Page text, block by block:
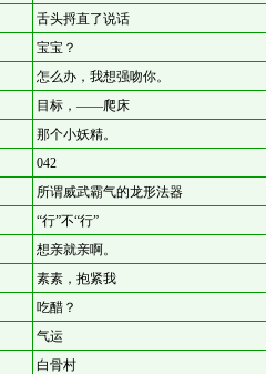
舌头捋直了说话
宝宝？
怎么办，我想强吻你。
目标，——爬床
那个小妖精。
042
所谓威武霸气的龙形法器
“行”不“行”
想亲就亲啊。
素素，抱紧我
吃醋？
气运
白骨村